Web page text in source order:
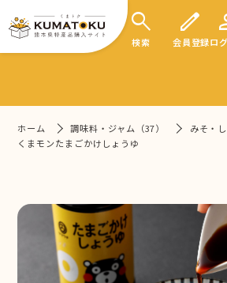
search
検索
edit
会員登録ロ
ホーム 調味料・ジャム（37）
みそ・
くまモンたまごかけしょうゆ